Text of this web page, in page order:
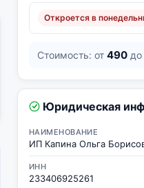
Откроется в
Стоимость: от 490 до
Юридическая
НАИМЕНОВАНИЕ
ИП Капина Ольга
ИНН
233406925261